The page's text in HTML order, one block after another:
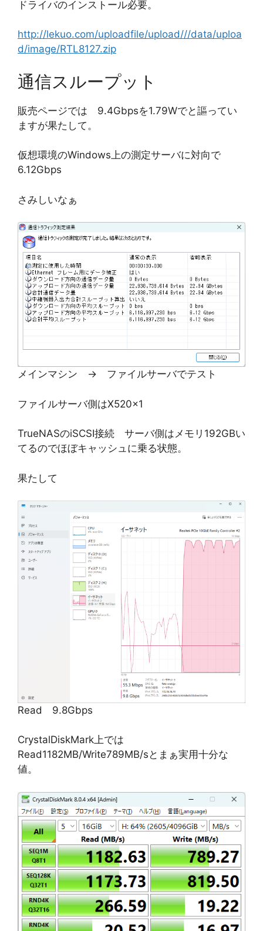
ドライバのインストール必要。
http://lekuo.com/uploadfile/upload///data/uploa
d/image/RTL8127.zip
通信スループット
販売ページでは 9.4Gbpsを1.79Wでと謳ってい
ますが果たして。
仮想環境のWindows上の測定サーバに対向で
6.12Gbps
さみしいなぁ
メインマシン → ファイルサーバでテスト
ファイルサーバ側はX520x1
TrueNASのiSCSI接続 サーバ側はメモリ192GBい
てるのでほぼキャッシュに乗る状態。
果たして
Read 9.8Gbps
CrystalDiskMark上では
Read1182MB/Write789MB/sとまぁ実用十分な
値。